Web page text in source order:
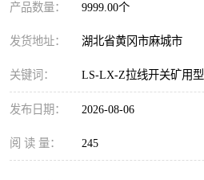
产品数量： 9999.00个
发货地址： 湖北省黄冈市麻城市
关键词： LS-LX-Z拉线开关矿用型
发布日期： 2026-08-06
阅 读 量： 245